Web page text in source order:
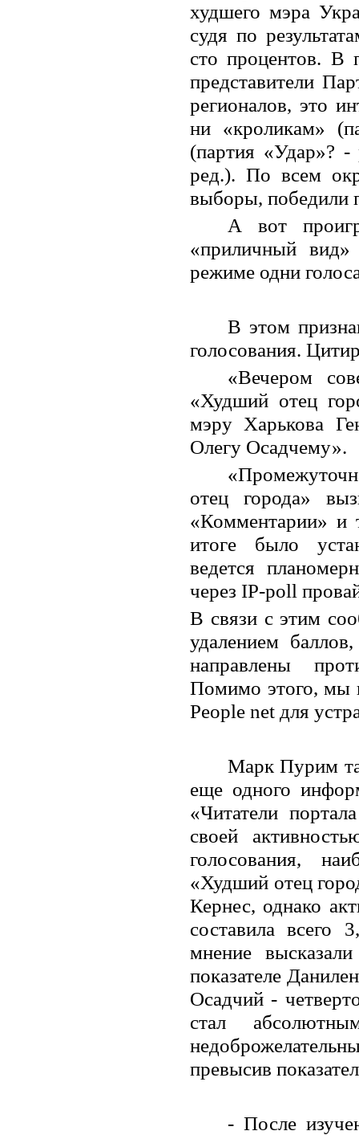
худшего мэра
судя по
сто процентов. В
представители
регионалов, это
ни «кроликам»
(партия «Удар»?
ред.). По всем
выборы, победили
А вот
«приличный
режиме одни
В этом
голосования.
«Вечером
«Худший отец
мэру Харькова
Олегу Осадчему».
отец города»
«Комментарии» и
итоге было
ведется
через IР-роll
В связи с этим
удалением
направлены
Помимо этого, мы
Реорlе nеt для
Марк Пурим
еще одного
«Читатели
своей
голосования,
«Худший отец
Кернес, однако
составила всего
мнение
показателе
Осадчий -
стал
превысив
- После